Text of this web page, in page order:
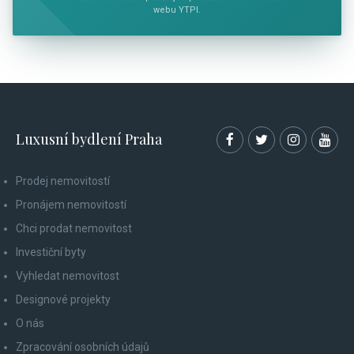
webu YTPI.
Luxusní bydlení Praha
Prodej nemovitostí
Pronájem nemovitostí
Chci prodat nemovitost
Investiční byty
Vyhledat nemovitost
Designové projekty
O nás
Zpracování osobních údajů